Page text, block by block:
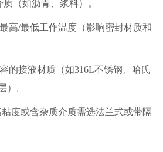
（如沥青、浆料）。
高/最低工作温度（影响密封材质和
的接液材质（如316L不锈钢、哈氏
）。
度或含杂质介质需选法兰式或带隔